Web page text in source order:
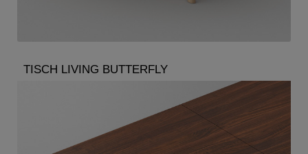
TISCH LIVING BUTTERFLY